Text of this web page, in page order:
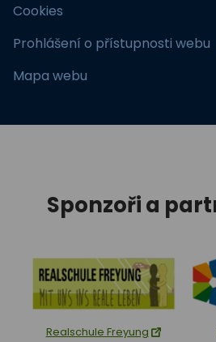
Cookies
Prohlášení o přístupnosti webu
Mapa webu
Sponzoři a
Realschule Freyung